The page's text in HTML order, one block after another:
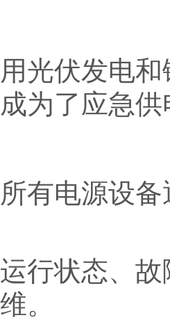
光伏发电
为了应急
有电源设
行状态、
。